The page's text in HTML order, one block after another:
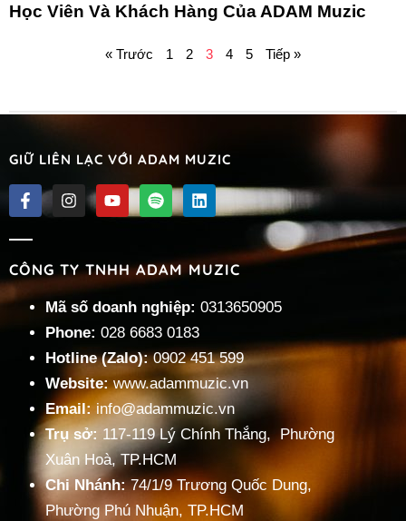
Học Viên Và Khách Hàng Của ADAM Muzic
« Trước 1 2 3 4 5 Tiếp »
GIỮ LIÊN LẠC VỚI ADAM MUZIC
CÔNG TY TNHH ADAM MUZIC
Mã số doanh nghiệp: 0313650905
Phone: 028 6683 0183
Hotline (Zalo):0902 451 599
Website:www.adammuzic.vn
Email:info@adammuzic.vn
Trụ sở: 117-119 Lý Chính Thắng, Phường
Xuân Hoà, TP.HCM
Chi Nhánh:74/1/9 Trương Quốc Dung,
Phường Phú Nhuận, TP.HCM